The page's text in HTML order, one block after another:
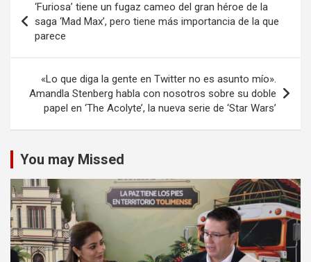
de
entradas
‘Furiosa’ tiene un fugaz cameo del gran héroe de la
saga ‘Mad Max’, pero tiene más importancia de la que
parece
«Lo que diga la gente en Twitter no es asunto mío».
Amandla Stenberg habla con nosotros sobre su doble
papel en ‘The Acolyte’, la nueva serie de ‘Star Wars’
You may Missed